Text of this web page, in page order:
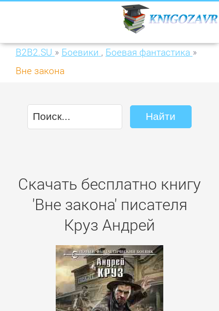
B2B2.SU » Боевики , Боевая фантастика »
Вне закона
Скачать бесплатно книгу
'Вне закона' писателя
Круз Андрей